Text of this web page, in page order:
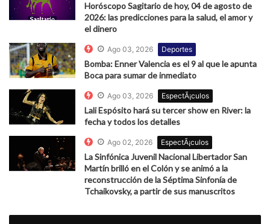
Horóscopo Sagitario de hoy, 04 de agosto de
2026: las predicciones para la salud, el amor y
el dinero
Ago 03, 2026 Deportes
Bomba: Enner Valencia es el 9 al que le apunta
Boca para sumar de inmediato
Ago 03, 2026 EspectÃ¡culos
Lali Espósito hará su tercer show en River: la
fecha y todos los detalles
Ago 02, 2026 EspectÃ¡culos
La Sinfónica Juvenil Nacional Libertador San
Martín brilló en el Colón y se animó a la
reconstrucción de la Séptima Sinfonía de
Tchaikovsky, a partir de sus manuscritos